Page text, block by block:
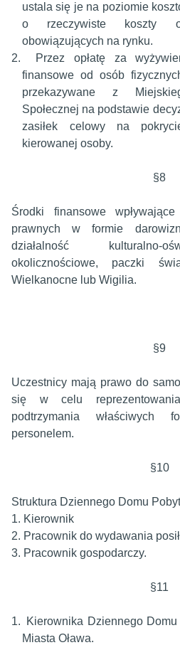
ustala się je na poziomie
o rzeczywiste koszty
obowiązujących na rynku.
2.
Przez opłatę za
finansowe od osób
przekazywane z
Społecznej na podstawie
zasiłek celowy na
kierowanej osoby.
§8
Środki finansowe
prawnych w formie
działalność kulturalno-
okolicznościowe, paczki
Wielkanocne lub Wigilia.
§9
Uczestnicy mają prawo do
się w celu
podtrzymania właściwych
personelem.
§10
Struktura Dziennego Domu
1. Kierownik
2. Pracownik do wydawania
3. Pracownik gospodarczy.
§11
1.
Kierownika Dziennego
Miasta Oława.